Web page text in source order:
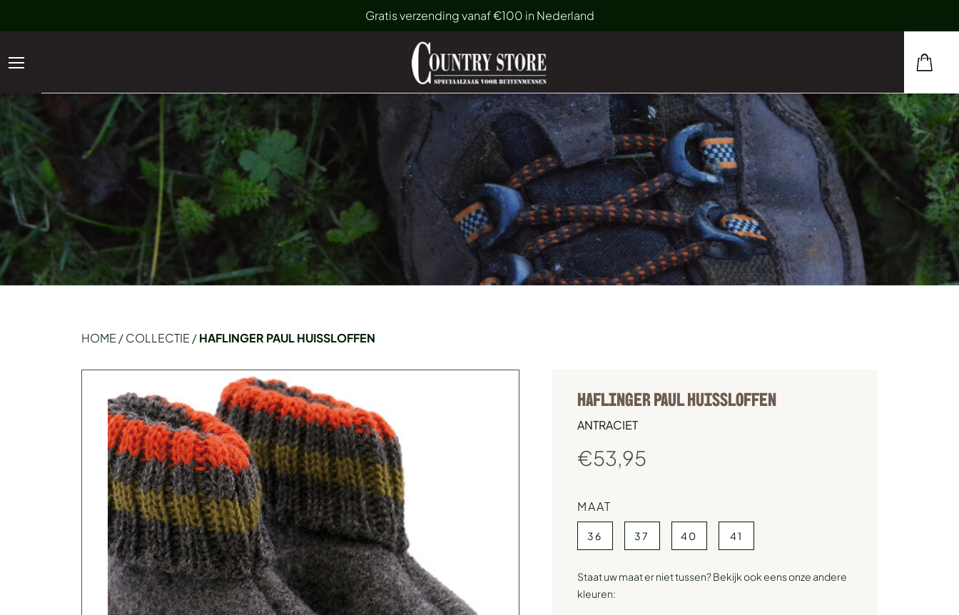
Gratis verzending vanaf €100 in Nederland
HOME /COLLECTIE /HAFLINGER PAUL HUISSLOFFEN
HAFLINGER PAUL HUISSLOFFEN
ANTRACIET
€53,95
MAAT
36 37 40 41
Staat uw maat er niet tussen? Bekijk ook eens onze andere
kleuren: